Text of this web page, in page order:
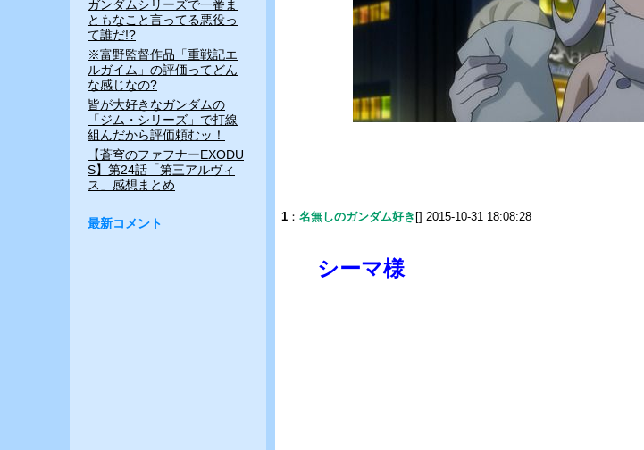
1 ： 名無しのガンダム好き [] 2015-10-31 18:08:28
シーマ様
ガンダムシリーズで一番ま
ともなこと言ってる悪役っ
て誰だ!?
※富野監督作品「重戦記エ
ルガイム」の評価ってどん
な感じなの?
皆が大好きなガンダムの
「ジム・シリーズ」で打線
組んだから評価頼むッ！
【蒼穹のファフナーEXODU
S】第24話「第三アルヴィ
ス」感想まとめ
最新コメント